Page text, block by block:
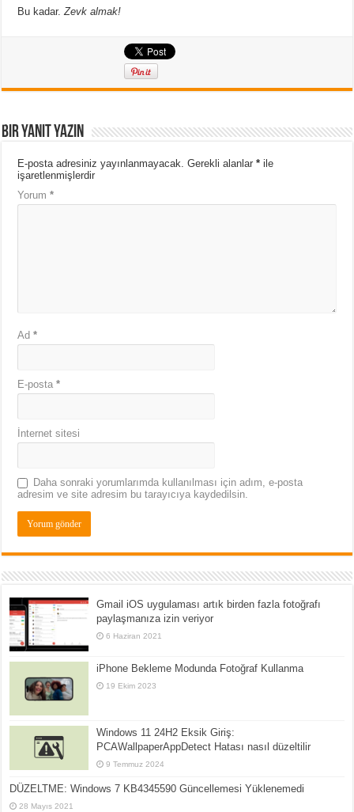
Bu kadar.Zevk almak!
Bir yanıt yazın
E-posta adresiniz yayınlanmayacak. Gerekli alanlar* ile
işaretlenmişlerdir
Yorum*
Ad*
E-posta*
İnternet sitesi
Daha sonraki yorumlarımda kullanılması için adım, e-posta
adresim ve site adresim bu tarayıcıya kaydedilsin.
Gmail iOS uygulaması artık birden fazla fotoğrafı
paylaşmanıza izin veriyor
6 Haziran 2021
iPhone Bekleme Modunda Fotoğraf Kullanma
19 Ekim 2023
Windows 11 24H2 Eksik Giriş:
PCAWallpaperAppDetect Hatası nasıl düzeltilir
9 Temmuz 2024
DÜZELTME: Windows 7 KB4345590 Güncellemesi Yüklenemedi
28 Mayıs 2021